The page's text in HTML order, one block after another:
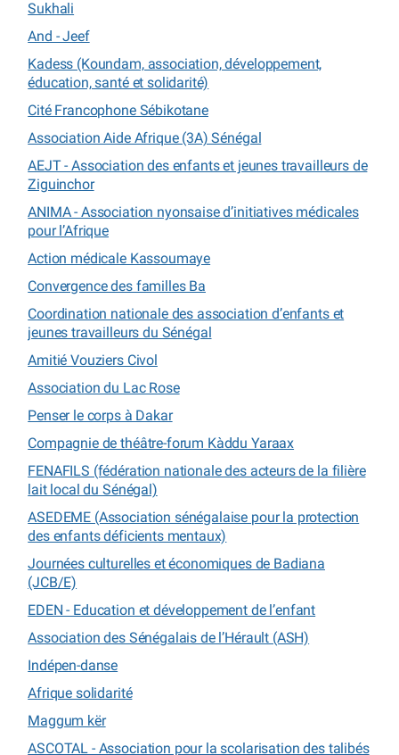
Sukhali
And - Jeef
Kadess (Koundam, association, développement,
éducation, santé et solidarité)
Cité Francophone Sébikotane
Association Aide Afrique (3A) Sénégal
AEJT - Association des enfants et jeunes travailleurs de
Ziguinchor
ANIMA - Association nyonsaise d’initiatives médicales
pour l’Afrique
Action médicale Kassoumaye
Convergence des familles Ba
Coordination nationale des association d’enfants et
jeunes travailleurs du Sénégal
Amitié Vouziers Civol
Association du Lac Rose
Penser le corps à Dakar
Compagnie de théâtre-forum Kàddu Yaraax
FENAFILS (fédération nationale des acteurs de la filière
lait local du Sénégal)
ASEDEME (Association sénégalaise pour la protection
des enfants déficients mentaux)
Journées culturelles et économiques de Badiana
(JCB/E)
EDEN - Education et développement de l’enfant
Association des Sénégalais de l’Hérault (ASH)
Indépen-danse
Afrique solidarité
Maggum kër
ASCOTAL - Association pour la scolarisation des talibés